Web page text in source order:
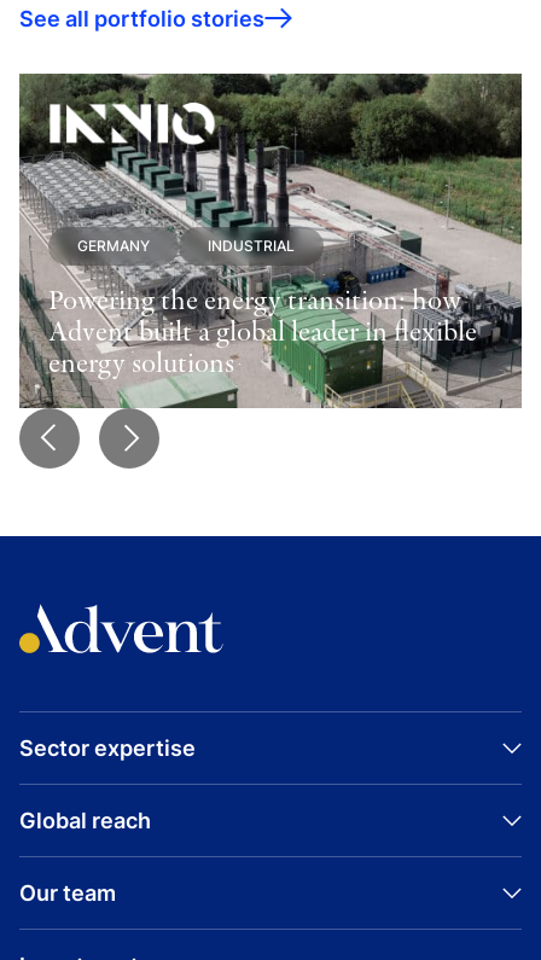
See all portfolio stories
GERMANY INDUSTRIAL
Powering the energy transition: how
Advent built a global leader in flexible
energy solutions
Sector expertise
Global reach
Our team